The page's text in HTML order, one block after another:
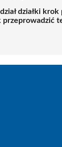
działki
przeprowadzić